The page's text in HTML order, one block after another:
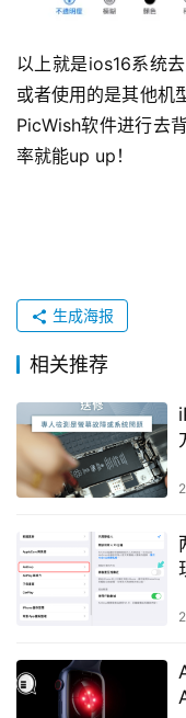
以上就是ios16系统
或者使用的是其他机
PicWish软件进行去
率就能up up！
生成海报
相关推荐